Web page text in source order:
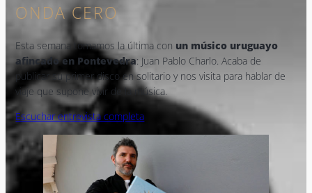
ONDA CERO
Esta semana tomamos la última con un músico uruguayo
afincado en Pontevedra: Juan Pablo Charlo. Acaba de
publicar su primer disco en solitario y nos visita para hablar de
viaje que supone vivir de la música.
Escuchar entrevista completa